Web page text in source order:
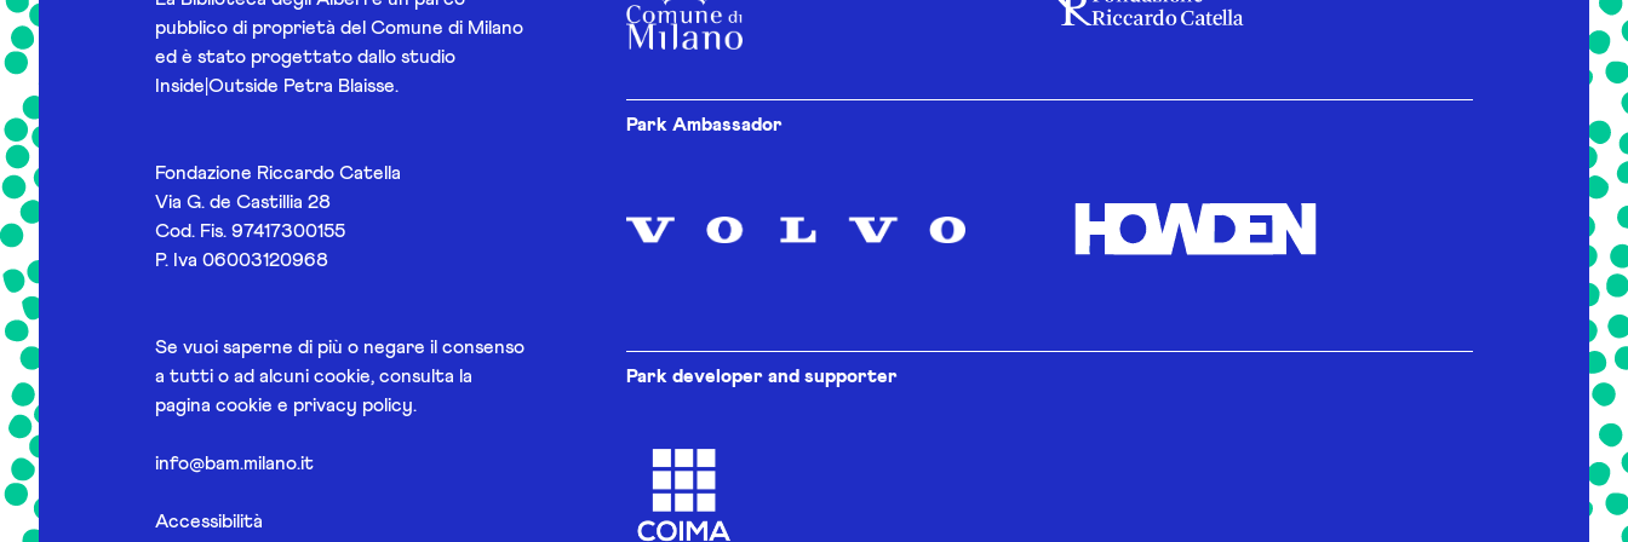
pubblico di proprietà del Comune di Milano
ed è stato progettato dallo studio
Inside|Outside Petra Blaisse.
Fondazione Riccardo Catella
Via G. de Castillia 28
Cod. Fis. 97417300155
P. Iva 06003120968
Se vuoi saperne di più o negare il consenso
a tutti o ad alcuni cookie, consulta la
pagina cookie e privacy policy.
info@bam.milano.it
Accessibilità
Park Ambassador
Park developer and supporter